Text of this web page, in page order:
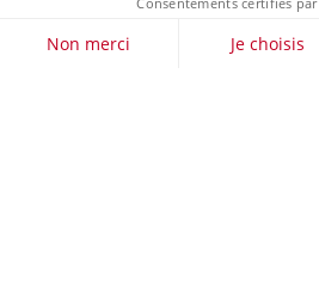
FILTRER / TRIER
Non merci Je choisis